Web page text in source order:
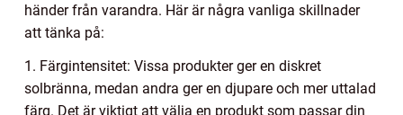
händer från varandra. Här är några vanliga skillnader
att tänka på:
1. Färgintensitet: Vissa produkter ger en diskret
solbränna, medan andra ger en djupare och mer uttalad
färg. Det är viktigt att välja en produkt som passar din